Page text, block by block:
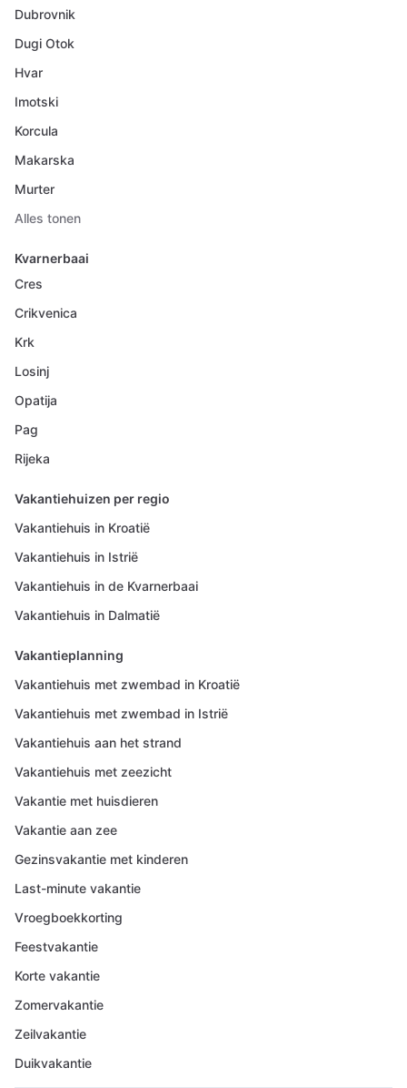
Dubrovnik
Dugi Otok
Hvar
Imotski
Korcula
Makarska
Murter
Alles tonen
Kvarnerbaai
Cres
Crikvenica
Krk
Losinj
Opatija
Pag
Rijeka
Vakantiehuizen per regio
Vakantiehuis in Kroatië
Vakantiehuis in Istrië
Vakantiehuis in de Kvarnerbaai
Vakantiehuis in Dalmatië
Vakantieplanning
Vakantiehuis met zwembad in Kroatië
Vakantiehuis met zwembad in Istrië
Vakantiehuis aan het strand
Vakantiehuis met zeezicht
Vakantie met huisdieren
Vakantie aan zee
Gezinsvakantie met kinderen
Last-minute vakantie
Vroegboekkorting
Feestvakantie
Korte vakantie
Zomervakantie
Zeilvakantie
Duikvakantie